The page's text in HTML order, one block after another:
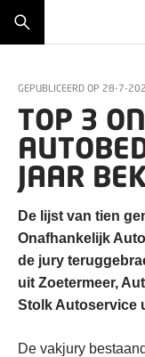
GEPUBLICEERD OP 28-7-
TOP 3
JAAR
De lijst van tien
Onafhankelijk
de jury
uit Zoetermeer,
Stolk Autoservice
De vakjury